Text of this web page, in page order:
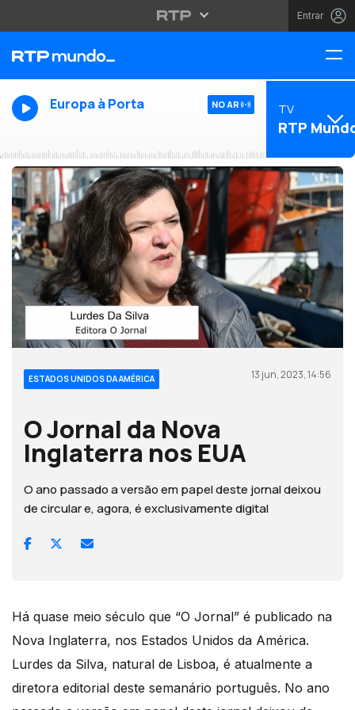
Entrar
Europa à Porta NO AR TV
RTP
ESTADOS UNIDOS DA AMÉRICA 13 jun, 2023, 14:56
O Jornal da Nova
Inglaterra nos EUA
O ano passado a versão em papel deste jornal deixou
de circular e, agora, é exclusivamente digital
Há quase meio século que “O Jornal” é publicado na
Nova Inglaterra, nos Estados Unidos da América.
Lurdes da Silva, natural de Lisboa, é atualmente a
diretora editorial deste semanário português. No ano